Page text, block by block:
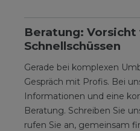
Beratung: Vorsicht
Schnellschüssen
Gerade bei komplexen
Gespräch mit Profis. Bei
Informationen und eine
Beratung. Schreiben Sie
rufen Sie an, gemeinsam